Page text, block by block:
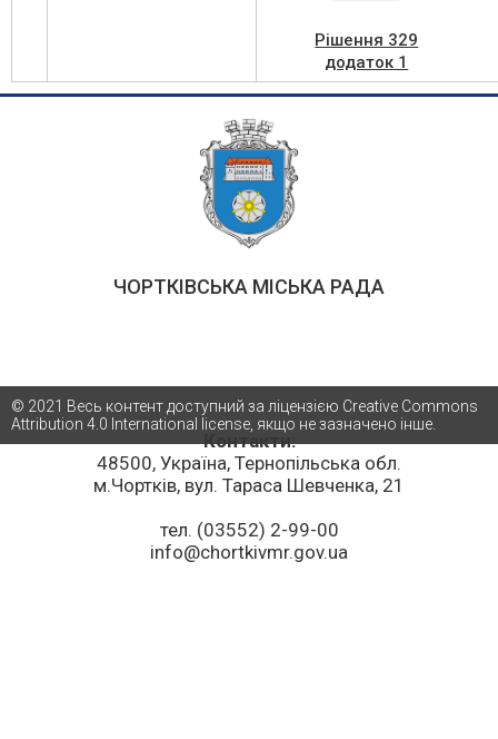
Рішення 329
додаток 1
ЧОРТКІВСЬКА МІСЬКА РАДА
Контакти:
48500, Україна, Тернопільська обл.
м.Чортків, вул. Тараса Шевченка, 21
тел. (03552) 2-99-00
info@chortkivmr.gov.ua
© 2021 Весь контент доступний за ліцензією Creative Commons
Attribution 4.0 International license, якщо не зазначено інше.